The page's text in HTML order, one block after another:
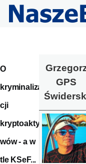
Przejdź do treści
O
kryminaliza
cji
kryptoakty
wów - a w
tle KSeF...
GPS